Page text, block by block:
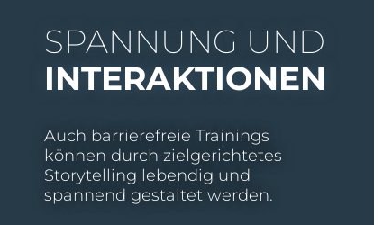
SPANNUNG UND
INTERAKTIONEN
Auch barrierefreie Trainings
können durch zielgerichtetes
Storytelling lebendig und
spannend gestaltet werden.